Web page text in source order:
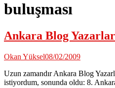
buluşması
Ankara Blog
Okan Yüksel08/02/2009
Uzun zamandır Ankara Blog
istiyordum, sonunda oldu: 8.